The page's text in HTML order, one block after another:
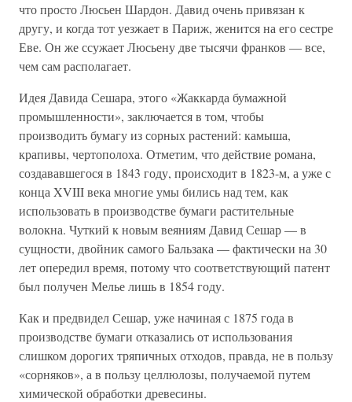
что просто Люсьен Шардон. Давид очень привязан к
другу, и когда тот уезжает в Париж, женится на его сестре
Еве. Он же ссужает Люсьену две тысячи франков — все,
чем сам располагает.
Идея Давида Сешара, этого «Жаккарда бумажной
промышленности», заключается в том, чтобы
производить бумагу из сорных растений: камыша,
крапивы, чертополоха. Отметим, что действие романа,
создававшегося в 1843 году, происходит в 1823-м, а уже с
конца XVIII века многие умы бились над тем, как
использовать в производстве бумаги растительные
волокна. Чуткий к новым веяниям Давид Сешар — в
сущности, двойник самого Бальзака — фактически на 30
лет опередил время, потому что соответствующий патент
был получен Мелье лишь в 1854 году.
Как и предвидел Сешар, уже начиная с 1875 года в
производстве бумаги отказались от использования
слишком дорогих тряпичных отходов, правда, не в пользу
«сорняков», а в пользу целлюлозы, получаемой путем
химической обработки древесины.